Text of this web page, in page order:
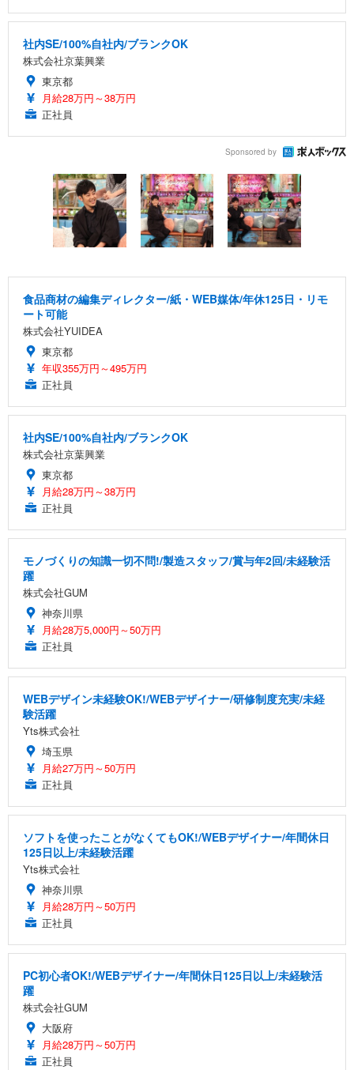
社内SE/100%自社内/ブランクOK
株式会社京葉興業
東京都
月給28万円～38万円
正社員
Sponsored by
食品商材の編集ディレクター/紙・WEB媒体/年休125日・リモ
ート可能
株式会社YUIDEA
東京都
年収355万円～495万円
正社員
社内SE/100%自社内/ブランクOK
株式会社京葉興業
東京都
月給28万円～38万円
正社員
モノづくりの知識一切不問!/製造スタッフ/賞与年2回/未経験活
躍
株式会社GUM
神奈川県
月給28万5,000円～50万円
正社員
WEBデザイン未経験OK!/WEBデザイナー/研修制度充実/未経
験活躍
Yts株式会社
埼玉県
月給27万円～50万円
正社員
ソフトを使ったことがなくてもOK!/WEBデザイナー/年間休日
125日以上/未経験活躍
Yts株式会社
神奈川県
月給28万円～50万円
正社員
PC初心者OK!/WEBデザイナー/年間休日125日以上/未経験活
躍
株式会社GUM
大阪府
月給28万円～50万円
正社員